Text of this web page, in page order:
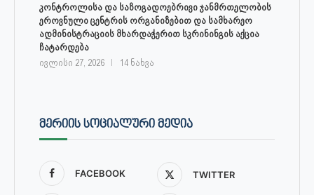
კონტროლისა და საზოგადოებრივი ჯანმრთელობის
ეროვნული ცენტრის ორგანიზებით და სამხარეო
ადმინისტრაციის მხარდაჭერით სკრინინგის აქცია
ჩატარდება
ივლისი 27, 2026 14 ნახვა
ᲛᲔᲠᲘᲘᲡ ᲡᲝᲪᲘᲐᲚᲣᲠᲘ ᲛᲔᲓᲘᲐ
FACEBOOK TWITTER